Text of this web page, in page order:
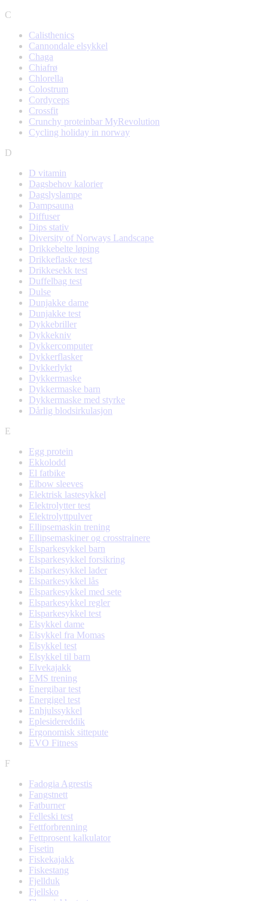
C
Calisthenics
Cannondale elsykkel
Chaga
Chiafrø
Chlorella
Colostrum
Cordyceps
Crossfit
Crunchy proteinbar MyRevolution
Cycling holiday in norway
D
D vitamin
Dagsbehov kalorier
Dagslyslampe
Dampsauna
Diffuser
Dips stativ
Diversity of Norways Landscape
Drikkebelte løping
Drikkeflaske test
Drikkesekk test
Duffelbag test
Dulse
Dunjakke dame
Dunjakke test
Dykkebriller
Dykkekniv
Dykkercomputer
Dykkerflasker
Dykkerlykt
Dykkermaske
Dykkermaske barn
Dykkermaske med styrke
Dårlig blodsirkulasjon
E
Egg protein
Ekkolodd
El fatbike
Elbow sleeves
Elektrisk lastesykkel
Elektrolytter test
Elektrolyttpulver
Ellipsemaskin trening
Ellipsemaskiner og crosstrainere
Elsparkesykkel barn
Elsparkesykkel forsikring
Elsparkesykkel lader
Elsparkesykkel lås
Elsparkesykkel med sete
Elsparkesykkel regler
Elsparkesykkel test
Elsykkel dame
Elsykkel fra Momas
Elsykkel test
Elsykkel til barn
Elvekajakk
EMS trening
Energibar test
Energigel test
Enhjulssykkel
Eplesidereddik
Ergonomisk sittepute
EVO Fitness
F
Fadogia Agrestis
Fangstnett
Fatburner
Felleski test
Fettforbrenning
Fettprosent kalkulator
Fisetin
Fiskekajakk
Fiskestang
Fjellduk
Fjellsko